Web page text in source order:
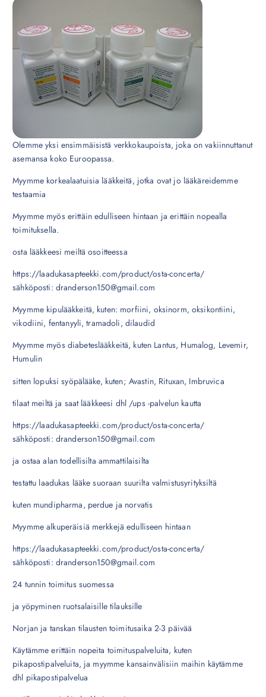
Olemme yksi ensimmäisistä verkkokaupoista, joka on vakiinnuttanut
asemansa koko Euroopassa.
Myymme korkealaatuisia lääkkeitä, jotka ovat jo lääkäreidemme
testaamia
Myymme myös erittäin edulliseen hintaan ja erittäin nopealla
toimituksella.
osta lääkkeesi meiltä osoitteessa
https://laadukasapteekki.com/product/osta-concerta/
sähköposti: dranderson150@gmail.com
Myymme kipulääkkeitä, kuten: morfiini, oksinorm, oksikontiini,
vikodiini, fentanyyli, tramadoli, dilaudid
Myymme myös diabeteslääkkeitä, kuten Lantus, Humalog, Levemir,
Humulin
sitten lopuksi syöpälääke, kuten; Avastin, Rituxan, Imbruvica
tilaat meiltä ja saat lääkkeesi dhl /ups -palvelun kautta
https://laadukasapteekki.com/product/osta-concerta/
sähköposti: dranderson150@gmail.com
ja ostaa alan todellisilta ammattilaisilta
testattu laadukas lääke suoraan suurilta valmistusyrityksiltä
kuten mundipharma, perdue ja norvatis
Myymme alkuperäisiä merkkejä edulliseen hintaan
https://laadukasapteekki.com/product/osta-concerta/
sähköposti: dranderson150@gmail.com
24 tunnin toimitus suomessa
ja yöpyminen ruotsalaisille tilauksille
Norjan ja tanskan tilausten toimitusaika 2-3 päivää
Käytämme erittäin nopeita toimituspalveluita, kuten
pikapostipalveluita, ja myymme kansainvälisiin maihin käytämme
dhl pikapostipalvelua